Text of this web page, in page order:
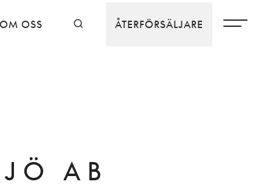
OM OSS ÅTERFÖRSÄLJARE
AB